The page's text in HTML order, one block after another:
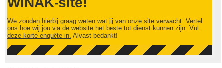
We zouden hierbij graag weten wat jij van onze site verwacht. Vertel
ons hoe wij jou via de website het beste tot dienst kunnen zijn. Vul
deze korte enquête in. Alvast bedankt!